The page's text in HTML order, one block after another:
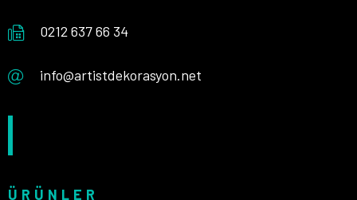
0212 637 66 34
info@artistdekorasyon.net
ÜRÜNLER